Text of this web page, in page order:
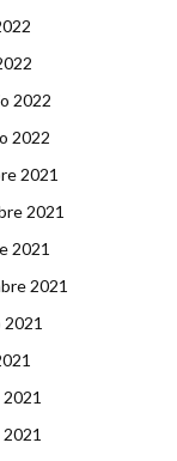
2022
2022
2021
2021
2021
2021